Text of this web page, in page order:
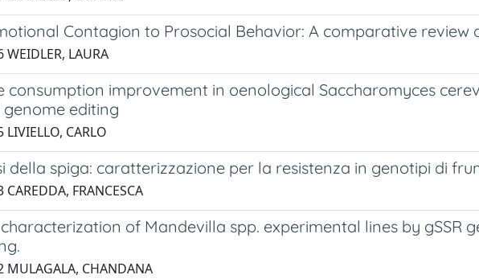
Contagion to Prosocial Behavior: A comparative review
LAURA
consumption improvement in oenological Saccharomyces
genome editing
CARLO
della spiga: caratterizzazione per la resistenza in genotipi di
FRANCESCA
of Mandevilla spp. experimental lines by gSSR
MULAGALA, CHANDANA